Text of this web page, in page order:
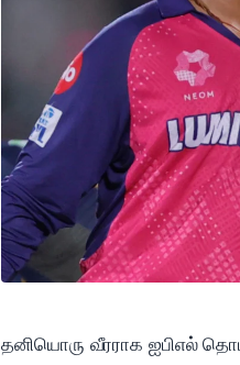
தனியொரு வீரராக ஐபிஎல்